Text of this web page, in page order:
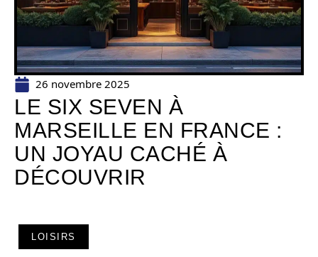
26 novembre 2025
LE SIX SEVEN À
MARSEILLE EN FRANCE :
UN JOYAU CACHÉ À
DÉCOUVRIR
LOISIRS